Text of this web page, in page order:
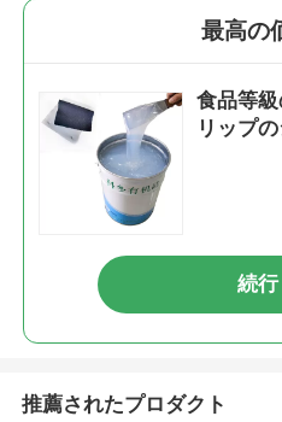
最高の
食品等
リップ
続行
推薦されたプロダクト